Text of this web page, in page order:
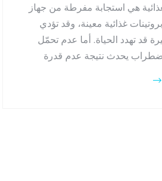
هي استجابة مفرطة من جهاز
غذائية معينة، وقد تؤدي
قد تهدد الحياة. أما عدم تحمّل
يحدث نتيجة عدم قدرة